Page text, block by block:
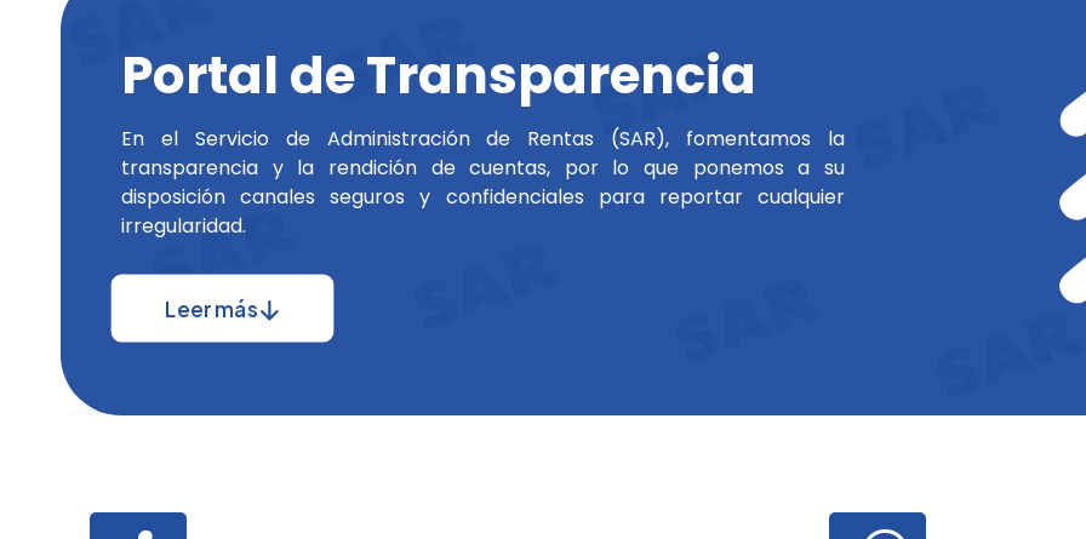
Portal de Transparencia
En el Servicio de Administración de Rentas (SAR), fomentamos la
transparencia y la rendición de cuentas, por lo que ponemos a su
disposición canales seguros y confidenciales para reportar cualquier
irregularidad.
Leer más